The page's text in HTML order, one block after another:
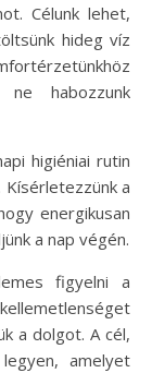
Célunk lehet,
hideg víz
habozzunk
higiéniai rutin
a
energikusan
a nap végén.
figyelni a
a dolgot. A cél,
amelyet